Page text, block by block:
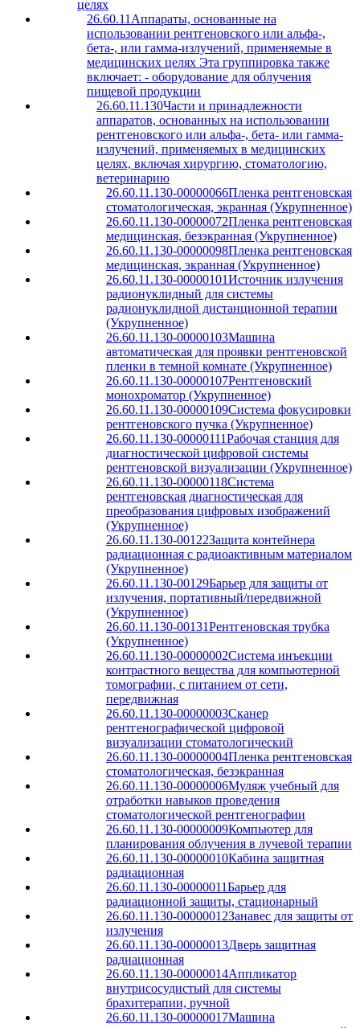
целях
26.60.11 Аппараты, основанные на
использовании рентгеновского или альфа-,
бета-, или гамма-излучений, применяемые в
медицинских целях Эта группировка также
включает: - оборудование для облучения
пищевой продукции
26.60.11.130Части и принадлежности
аппаратов, основанных на использовании
рентгеновского или альфа-, бета- или гамма-
излучений, применяемых в медицинских
целях, включая хирургию, стоматологию,
ветеринарию
26.60.11.130-00000066Пленка рентгеновская
стоматологическая, экранная (Укрупненное)
26.60.11.130-00000072Пленка рентгеновская
медицинская, безэкранная (Укрупненное)
26.60.11.130-00000098Пленка рентгеновская
медицинская, экранная (Укрупненное)
26.60.11.130-00000101Источник излучения
радионуклидный для системы
радионуклидной дистанционной терапии
(Укрупненное)
26.60.11.130-00000103Машина
автоматическая для проявки рентгеновской
пленки в темной комнате (Укрупненное)
26.60.11.130-00000107Рентгеновский
монохроматор (Укрупненное)
26.60.11.130-00000109Система фокусировки
рентгеновского пучка (Укрупненное)
26.60.11.130-00000111Рабочая станция для
диагностической цифровой системы
рентгеновской визуализации (Укрупненное)
26.60.11.130-00000118Система
рентгеновская диагностическая для
преобразования цифровых изображений
(Укрупненное)
26.60.11.130-00122Защита контейнера
радиационная с радиоактивным материалом
(Укрупненное)
26.60.11.130-00129Барьер для защиты от
излучения, портативный/передвижной
(Укрупненное)
26.60.11.130-00131Рентгеновская трубка
(Укрупненное)
26.60.11.130-00000002Система инъекции
контрастного вещества для компьютерной
томографии, с питанием от сети,
передвижная
26.60.11.130-00000003Сканер
рентгенографической цифровой
визуализации стоматологический
26.60.11.130-00000004Пленка рентгеновская
стоматологическая, безэкранная
26.60.11.130-00000006Муляж учебный для
отработки навыков проведения
стоматологической рентгенографии
26.60.11.130-00000009Компьютер для
планирования облучения в лучевой терапии
26.60.11.130-00000010Кабина защитная
радиационная
26.60.11.130-00000011Барьер для
радиационной защиты, стационарный
26.60.11.130-00000012Занавес для защиты от
излучения
26.60.11.130-00000013Дверь защитная
радиационная
26.60.11.130-00000014Аппликатор
внутрисосудистый для системы
брахитерапии, ручной
26.60.11.130-00000017Машина